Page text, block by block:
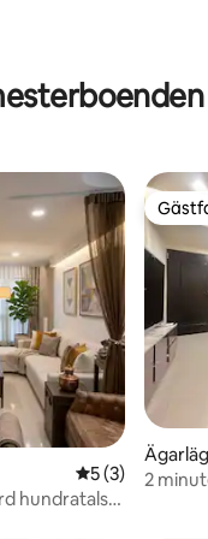
5 av 5 i
5 (3)
hundratals
2